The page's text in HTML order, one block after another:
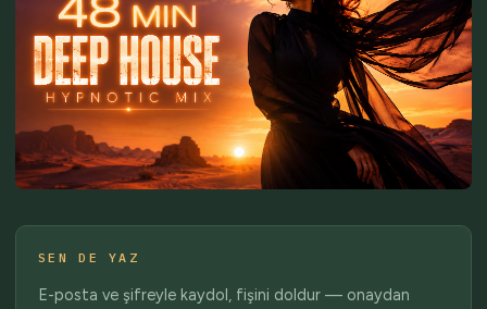
SEN DE YAZ
E-posta ve şifreyle kaydol, fişini doldur — onaydan